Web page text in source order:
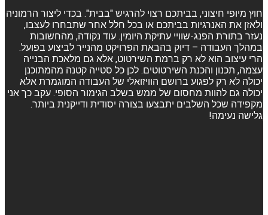
חוץ מיופי חיצוני, בביתכם רצוי להרגיש "בבית". בכדי ליצור הרמוניה
ולאזן את האנרגיות בביתכם או בכל חלל אחר שתבחרו לעצבו,
נעזר בתורת הפנג-שוויי עתיקת היומין. עוד נקודה, מהחשובות
במהלך העבודה – דיוק בהבאת הפרויקט מהנייר לביצוע בפועל.
הרי עיצוב הוא לא רק ברמת השירטוט, אלא גם מלאכת הבנייה
עצמה, תכנון והכנת השירטוטים. לכן כל סטייה קטנה מהמתוכנן
יכולה לא רק לפגוע ברושם הוויזואלי של העבודה המוגמרת אלא
יכולה גם להוות מחסום של ממש בשלב הגימור הסופי. עקב כך אני
מקפידה שכל השלבים יתבצעו בצורה יסודית ודייקנית ביותר.
גלישה נעימה!